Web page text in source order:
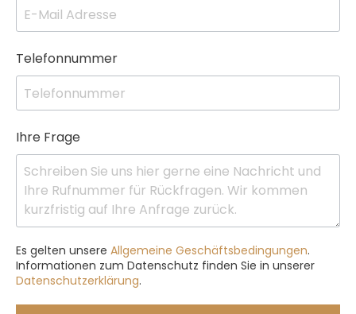
Telefonnummer
Ihre Frage
Es gelten unsere Allgemeine Geschäftsbedingungen.
Informationen zum Datenschutz finden Sie in unserer
Datenschutzerklärung.